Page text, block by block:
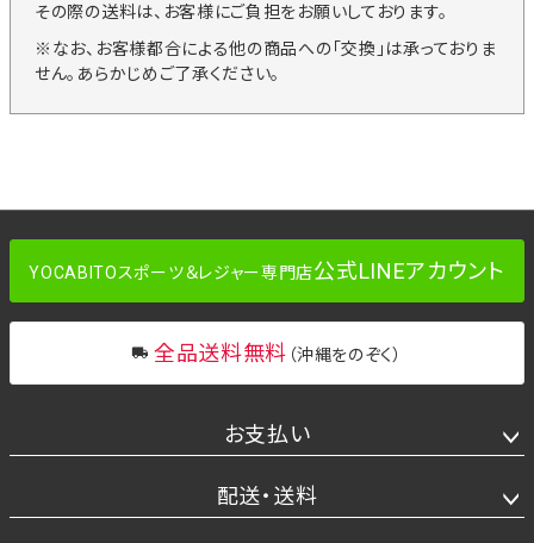
その際の送料は、お客様にご負担をお願いしております。
※なお、お客様都合による他の商品への「交換」は承っておりま
せん。あらかじめご了承ください。
YOCABITOスポーツ＆レジャー専門店公式LINEアカウント
全品送料無料 （沖縄をのぞく）
お支払い
配送・送料